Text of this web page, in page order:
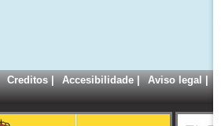
Creditos| Accesibilidade| Aviso legal|